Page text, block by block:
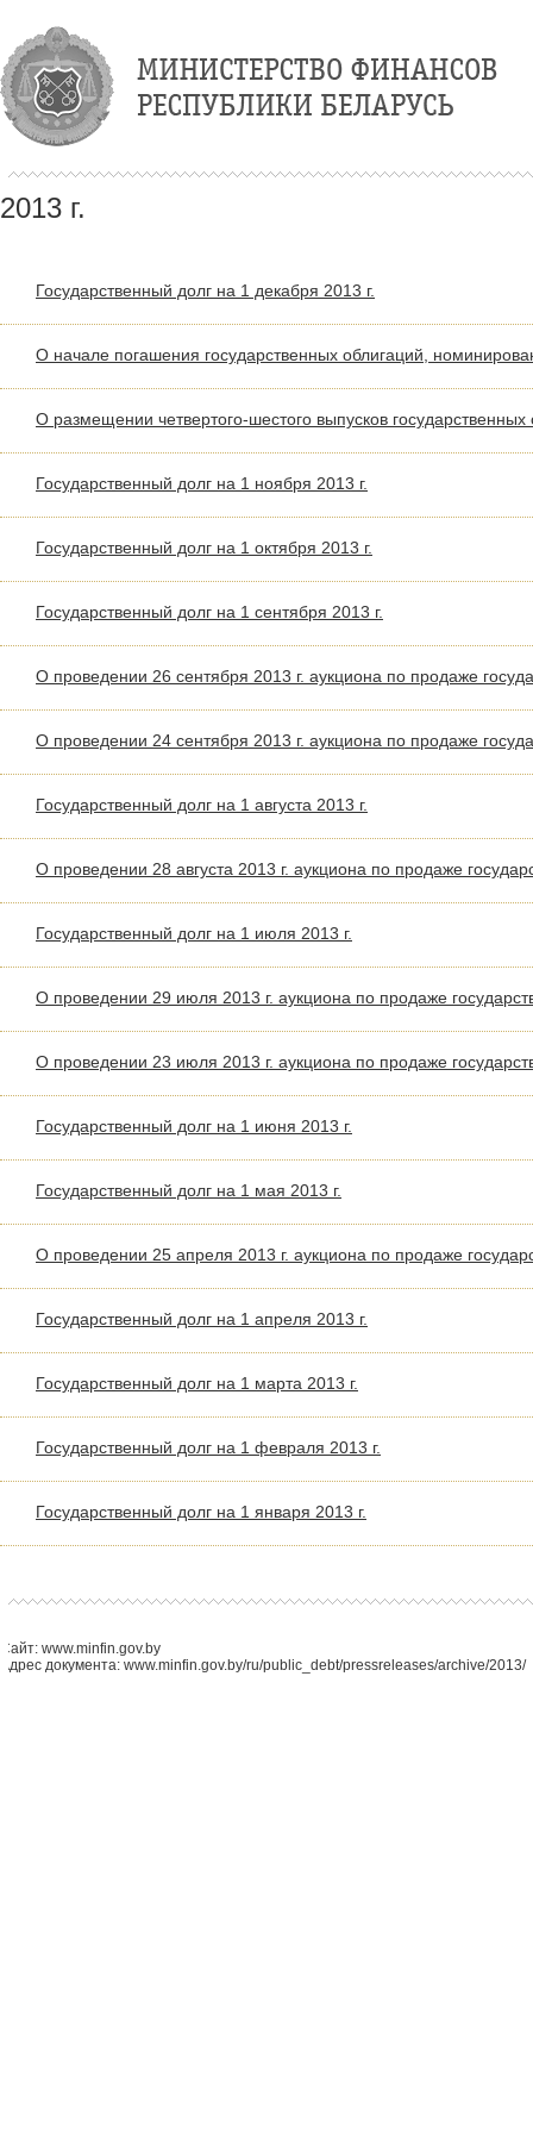
2013 г.
Государственный долг на 1 декабря 2013 г.
О начале погашения государственных облигаций,
О размещении четвертого-шестого выпусков
Государственный долг на 1 ноября 2013 г.
Государственный долг на 1 октября 2013 г.
Государственный долг на 1 сентября 2013 г.
O проведении 26 сентября 2013 г. аукциона по продаже
O проведении 24 сентября 2013 г. аукциона по продаже
Государственный долг на 1 августа 2013 г.
O проведении 28 августа 2013 г. аукциона по продаже
Государственный долг на 1 июля 2013 г.
О проведении 29 июля 2013 г. аукциона по продаже
O проведении 23 июля 2013 г. аукциона по продаже
Государственный долг на 1 июня 2013 г.
Государственный долг на 1 мая 2013 г.
О проведении 25 апреля 2013 г. аукциона по продаже
Государственный долг на 1 апреля 2013 г.
Государственный долг на 1 марта 2013 г.
Государственный долг на 1 февраля 2013 г.
Государственный долг на 1 января 2013 г.
Сайт: www.minfin.gov.by
Адрес документа: www.minfin.gov.by/ru/public_debt/pressreleases/archive/2013/